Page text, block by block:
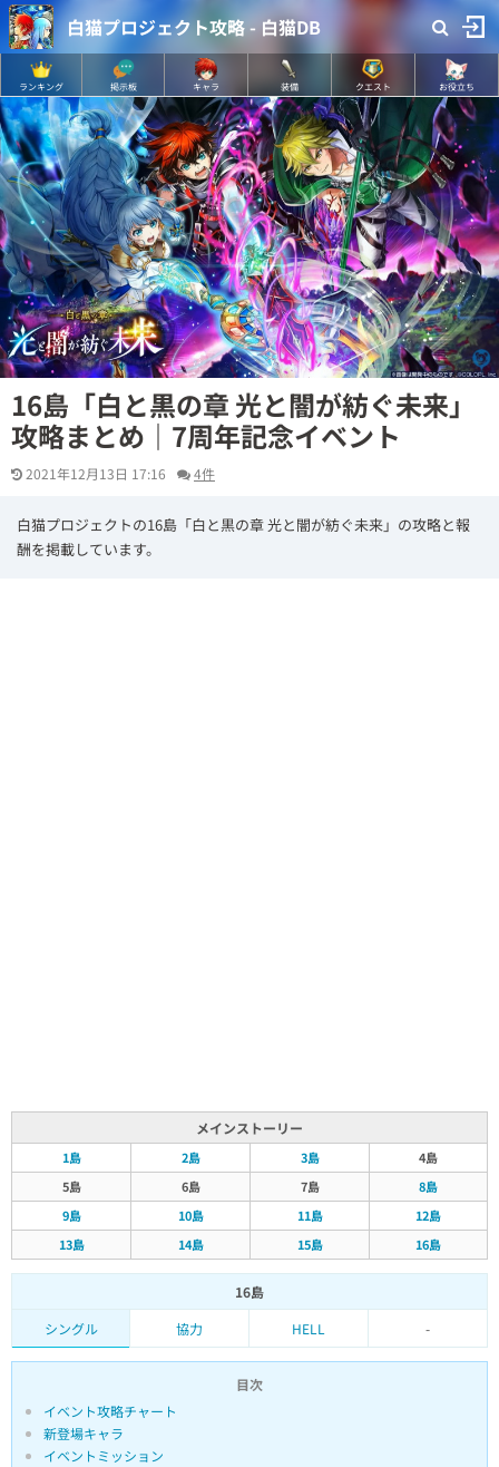
白猫プロジェクト攻略 - 白猫DB
ランキング 掲示板 キャラ 装備 クエスト お役立ち
16島「白と黒の章 光と闇が紡ぐ未来」
攻略まとめ｜7周年記念イベント
2021年12月13日 17:16 4件
白猫プロジェクトの16島「白と黒の章 光と闇が紡ぐ未来」の攻略と報
酬を掲載しています。
メインストーリー
1島 2島 3島
4島
5島
6島 7島
8島
9島
10島 11島
12島
13島
14島 15島 16島
16島
シングル
協力 HELL -
目次
イベント攻略チャート
新登場キャラ
イベントミッション